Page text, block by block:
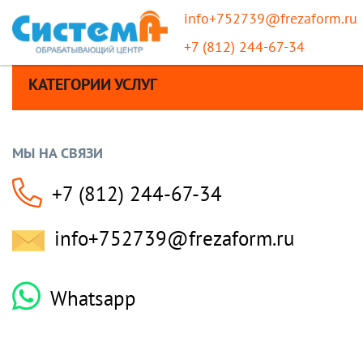
info+752739@frezaform.ru
+7 (812) 244-67-34
КАТЕГОРИИ УСЛУГ
МЫ НА СВЯЗИ
+7 (812) 244-67-34
info+752739@frezaform.ru
Whatsapp